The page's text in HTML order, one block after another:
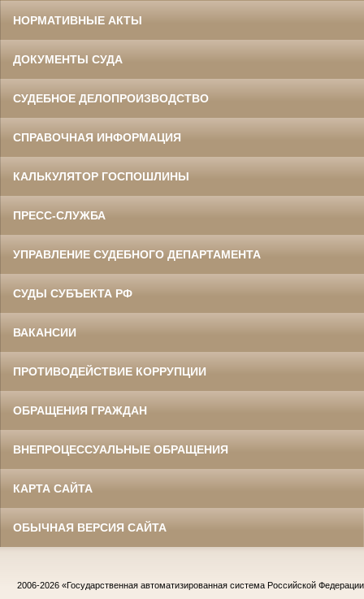
НОРМАТИВНЫЕ АКТЫ
ДОКУМЕНТЫ СУДА
СУДЕБНОЕ ДЕЛОПРОИЗВОДСТВО
СПРАВОЧНАЯ ИНФОРМАЦИЯ
КАЛЬКУЛЯТОР ГОСПОШЛИНЫ
ПРЕСС-СЛУЖБА
УПРАВЛЕНИЕ СУДЕБНОГО ДЕПАРТАМЕНТА
СУДЫ СУБЪЕКТА РФ
ВАКАНСИИ
ПРОТИВОДЕЙСТВИЕ КОРРУПЦИИ
ОБРАЩЕНИЯ ГРАЖДАН
ВНЕПРОЦЕССУАЛЬНЫЕ ОБРАЩЕНИЯ
КАРТА САЙТА
ОБЫЧНАЯ ВЕРСИЯ САЙТА
2006-2026 «Государственная автоматизированная система Российской